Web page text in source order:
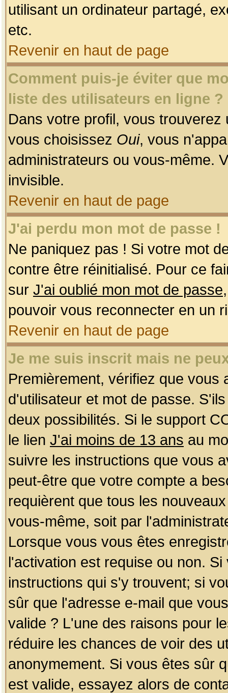
utilisant un ordinateur partagé,
etc.
Revenir en haut de page
Comment puis-je éviter que
liste des utilisateurs en ligne ?
Dans votre profil, vous
vous choisissez Oui, vous
administrateurs ou vous-même.
invisible.
Revenir en haut de page
J'ai perdu mon mot de passe !
Ne paniquez pas ! Si votre mot
contre être réinitialisé. Pour ce
sur J'ai oublié mon mot de passe
pouvoir vous reconnecter en un
Revenir en haut de page
Je me suis inscrit mais ne
Premièrement, vérifiez que
d'utilisateur et mot de passe.
deux possibilités. Si le support
le lien J'ai moins de 13 ans au
suivre les instructions que vous
peut-être que votre compte a
requièrent que tous les
vous-même, soit par
Lorsque vous vous êtes
l'activation est requise ou non.
instructions qui s'y trouvent; si
sûr que l'adresse e-mail que
valide ? L'une des raisons pour
réduire les chances de voir des
anonymement. Si vous êtes sûr
est valide, essayez alors de